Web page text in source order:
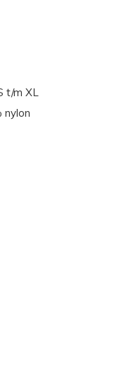
t/m XL
nylon